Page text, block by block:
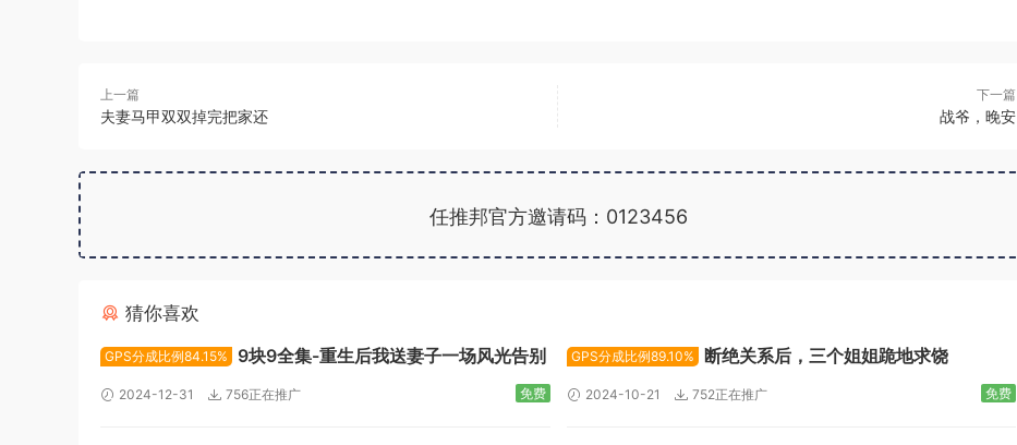
上一篇
夫妻马甲双双掉完把家还
下一篇
战爷，晚安
任推邦官方邀请码：0123456
猜你喜欢
GPS分成比例84.15% 9块9全集-重生后我送妻子一场风光告别
2024-12-31 756正在推广 免费
GPS分成比例89.10% 断绝关系后，三个姐姐跪地求饶
2024-10-21 752正在推广 免费